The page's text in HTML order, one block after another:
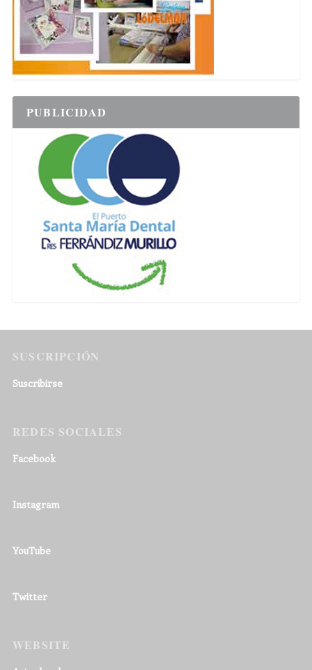
PUBLICIDAD
SUSCRIPCIÓN
Suscribirse
REDES SOCIALES
Facebook
Instagram
YouTube
Twitter
WEBSITE